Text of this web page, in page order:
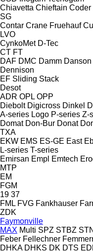
Chiavetta Chieftain Coder
SG
Contar Crane Fruehauf
LVO
CynkoMet D-Tec
CT FT
DAF DMC Damm Danson
Dennison
EF Sliding Stack
Desot
ADR OPL OPP
Diebolt Digicross Dinkel
A-series Logo P-series Z-
Domat Don-Bur Donat
TXA
EKW EMS ES-GE East
L-series T-series
Emirsan Empl Emtech
MTP
EM
FGM
19 37
FML FVG Fankhauser
ZDK
Faymonville
MAX Multi SPZ STBZ STN
Feber Fellechner
DHKA DHKS DK DTS